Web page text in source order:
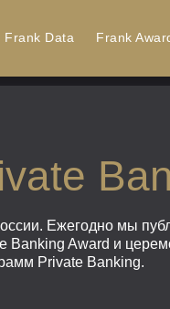
Frank Data Frank
Ежегодно мы
Award и
Private Banking.